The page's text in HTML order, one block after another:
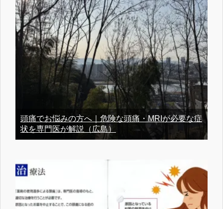
頭痛でお悩みの方へ｜危険な頭痛・MRIが必要な症
状を専門医が解説（広島）